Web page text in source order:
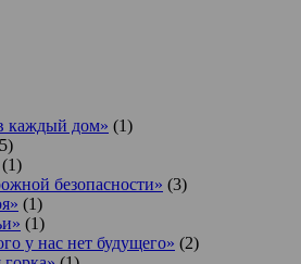
каждый дом» (1)
(1)
безопасности» (3)
(1)
(1)
у нас нет будущего» (2)